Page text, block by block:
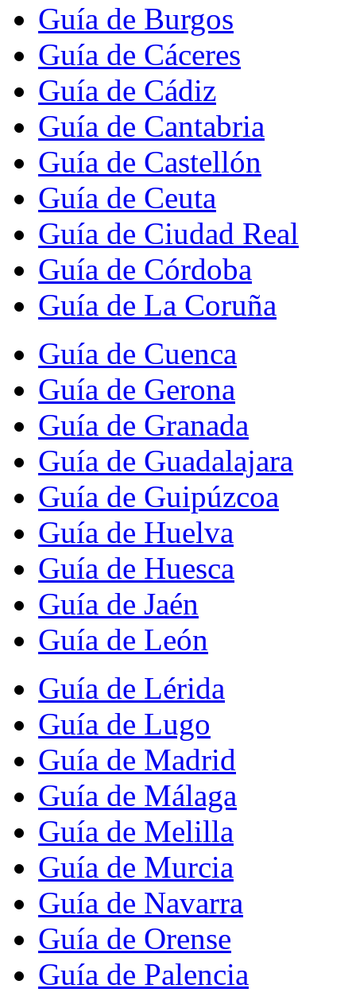
Guía de Burgos
Guía de Cáceres
Guía de Cádiz
Guía de Cantabria
Guía de Castellón
Guía de Ceuta
Guía de Ciudad Real
Guía de Córdoba
Guía de La Coruña
Guía de Cuenca
Guía de Gerona
Guía de Granada
Guía de Guadalajara
Guía de Guipúzcoa
Guía de Huelva
Guía de Huesca
Guía de Jaén
Guía de León
Guía de Lérida
Guía de Lugo
Guía de Madrid
Guía de Málaga
Guía de Melilla
Guía de Murcia
Guía de Navarra
Guía de Orense
Guía de Palencia